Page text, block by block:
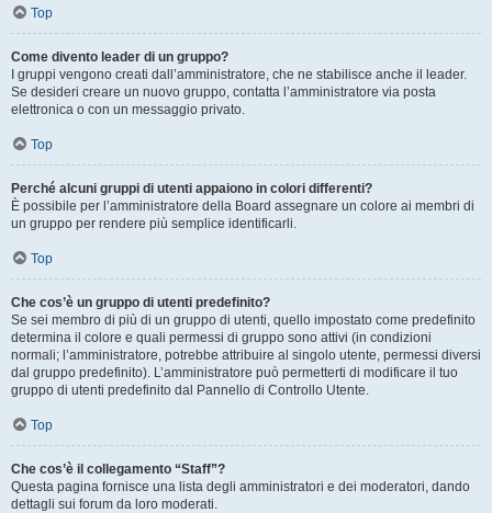
Top
Come divento leader di un gruppo?
I gruppi vengono creati dall’amministratore, che ne stabilisce anche il leader.
Se desideri creare un nuovo gruppo, contatta l’amministratore via posta
elettronica o con un messaggio privato.
Top
Perché alcuni gruppi di utenti appaiono in colori differenti?
È possibile per l’amministratore della Board assegnare un colore ai membri di
un gruppo per rendere più semplice identificarli.
Top
Che cos’è un gruppo di utenti predefinito?
Se sei membro di più di un gruppo di utenti, quello impostato come predefinito
determina il colore e quali permessi di gruppo sono attivi (in condizioni
normali; l’amministratore, potrebbe attribuire al singolo utente, permessi diversi
dal gruppo predefinito). L’amministratore può permetterti di modificare il tuo
gruppo di utenti predefinito dal Pannello di Controllo Utente.
Top
Che cos’è il collegamento “Staff”?
Questa pagina fornisce una lista degli amministratori e dei moderatori, dando
dettagli sui forum da loro moderati.